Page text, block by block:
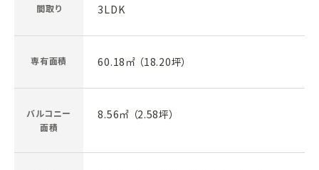
間取り 3LDK
専有面積 60.18㎡ （18.20坪）
バルコニー
面積
8.56㎡ （2.58坪）